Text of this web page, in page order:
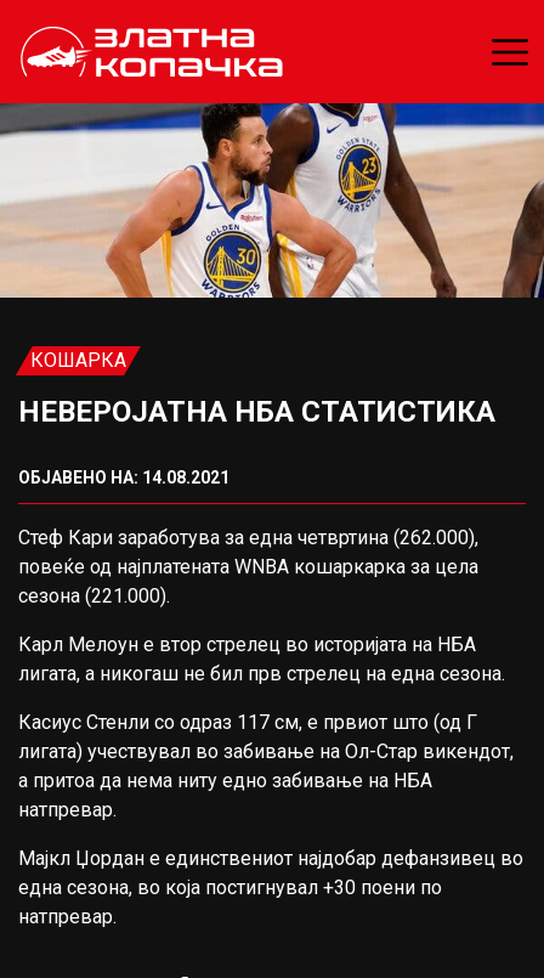
КОШАРКА
НЕВЕРОЈАТНА НБА СТАТИСТИКА
ОБЈАВЕНО НА: 14.08.2021
Стеф Кари заработува за една четвртина (262.000),
повеќе од најплатената WNBA кошаркарка за цела
сезона (221.000).
Карл Мелоун е втор стрелец во историјата на НБА
лигата, а никогаш не бил прв стрелец на една сезона.
Касиус Стенли со одраз 117 см, е првиот што (од Г
лигата) учествувал во забивање на Ол-Стар викендот,
а притоа да нема ниту едно забивање на НБА
натпревар.
Мајкл Џордан е единствениот најдобар дефанзивец во
една сезона, во која постигнувал +30 поени по
натпревар.